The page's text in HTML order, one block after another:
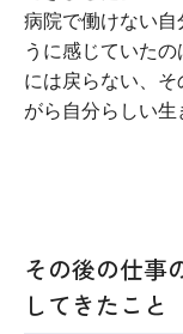
病院で働けない自
うに感じていた
には戻らない、
がら自分らしい生
その後の仕事
してきたこと